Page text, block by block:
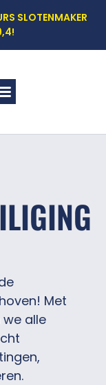
SLOTENMAKER
Met
alle